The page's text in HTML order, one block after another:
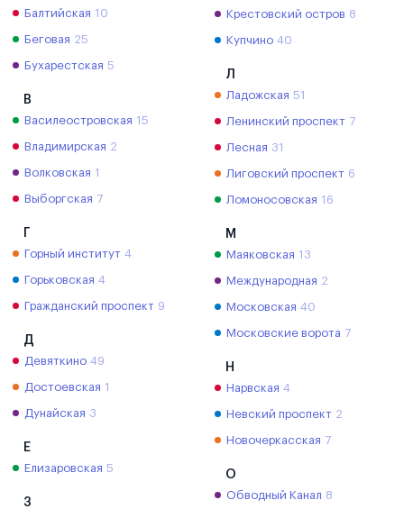
Балтийская 10
Беговая 25
Бухарестская 5
В
Василеостровская 15
Владимирская 2
Волковская 1
Выборгская 7
Г
Горный институт 4
Горьковская 4
Гражданский проспект 9
Д
Девяткино 49
Достоевская 1
Дунайская 3
Е
Елизаровская 5
З
Крестовский остров 8
Купчино 40
Л
Ладожская 51
Ленинский проспект 7
Лесная 31
Лиговский проспект 6
Ломоносовская 16
М
Маяковская 13
Международная 2
Московская 40
Московские ворота 7
Н
Нарвская 4
Невский проспект 2
Новочеркасская 7
О
Обводный Канал 8